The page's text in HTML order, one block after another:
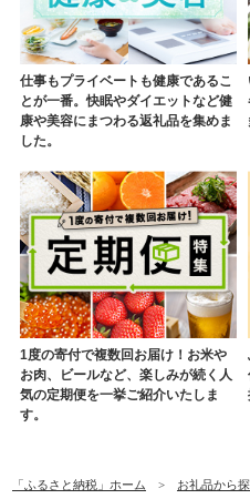
仕事もプライベートも健康であるこ
とが一番。快眠やダイエットなど健
康や美容にまつわる返礼品を集めま
した。
1度の寄付で複数回お届け！お米や
お肉、ビールなど、楽しみが続く人
気の定期便を一挙ご紹介いたしま
す。
「ふるさと納税」ホーム お礼品から